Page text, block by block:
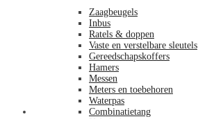
Zaagbeugels
Inbus
Ratels & doppen
Vaste en verstelbare sleutels
Gereedschapskoffers
Hamers
Messen
Meters en toebehoren
Waterpas
Combinatietang